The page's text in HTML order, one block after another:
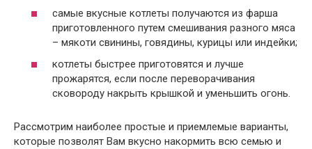
самые вкусные котлеты получаются из фарша
приготовленного путем смешивания разного мяса
– мякоти свинины, говядины, курицы или индейки;
котлеты быстрее приготовятся и лучше
прожарятся, если после переворачивания
сковороду накрыть крышкой и уменьшить огонь.
Рассмотрим наиболее простые и приемлемые варианты,
которые позволят Вам вкусно накормить всю семью и